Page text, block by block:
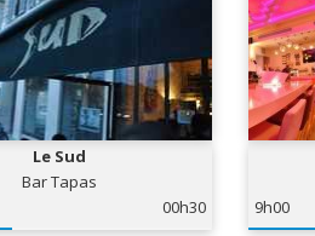
Le Sud
Bar Tapas
00h30
9h00